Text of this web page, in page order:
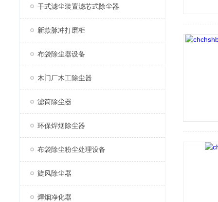
干式滤尘装置滤芯式除尘器
新款脉冲打磨柜
布袋除尘器设备
木门厂木工除尘器
滤筒除尘器
环保焊烟除尘器
布袋除尘粉尘处理设备
旋风除尘器
焊烟净化器